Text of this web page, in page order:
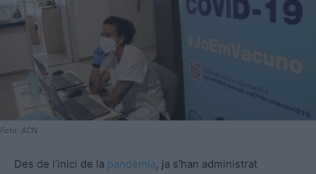
Foto: ACN
Des de l’inici de la pandèmia, ja s’han administrat